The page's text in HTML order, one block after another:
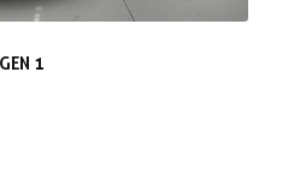
1